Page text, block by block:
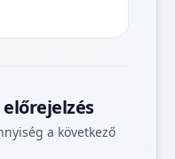
a következő